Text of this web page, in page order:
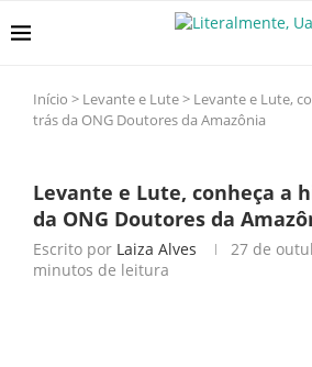
Início > Levante e Lute> Levante e Lute,
trás da ONG Doutores da Amazônia
Levante e Lute, conheça a
da ONG Doutores da
Escrito por Laiza Alves 27 de
minutos de leitura